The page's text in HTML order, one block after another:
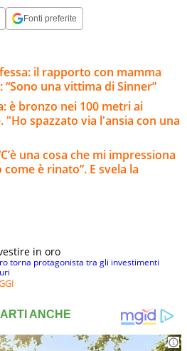
Fonti preferite
il rapporto con mamma
“Sono una vittima di Sinner”
è bronzo nei 100 metri ai
"Ho spazzato via l'ansia con una
una cosa che mi impressiona
come è rinato”. E svela la
in oro
torna protagonista tra gli investimenti